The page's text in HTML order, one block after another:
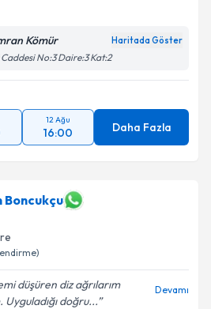
Kömür Haritada Göster
No:3 Daire:3 Kat:2
12 Ağu
16:00 Daha Fazla
Boncukçu
düşüren diz ağrılarım
doğru...
Devamı